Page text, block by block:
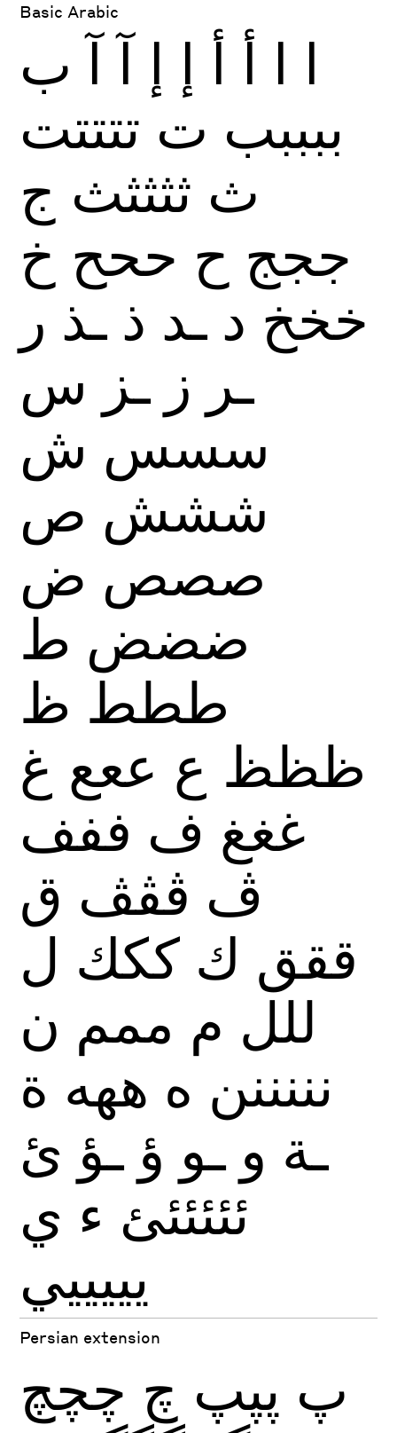
Basic Arabic
ا ا أ أ إ إ آ آ ب
ببببب ت تتتتت
ث ثثثثث ج
ججج ح ححح خ
خخخ د ـد ذ ـذ ر
ـر ز ـز س
سسس ش
ششش ص
صصص ض
ضضض ط
ططط ظ
ظظظ ع ععع غ
غغغ ف ففف
ڤ ڤڤڤ ق
ققق ك ككك ل
للل م ممم ن
نننننن ه ههه ة
ـة و ـو ؤ ـؤ ئ
ئئئئئئ ء ي
يييييي
Persian extension
پ پپپ چ چچچ